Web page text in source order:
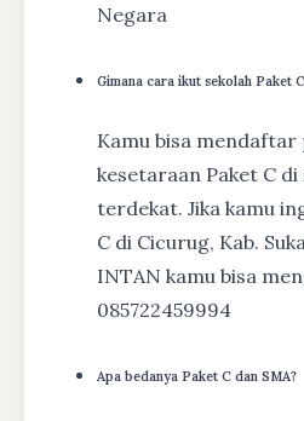
Negara
Gimana cara ikut sekolah Paket
Kamu bisa mendaftar
kesetaraan Paket C di
terdekat. Jika kamu
C di Cicurug, Kab.
INTAN kamu bisa
085722459994
Apa bedanya Paket C dan SMA?